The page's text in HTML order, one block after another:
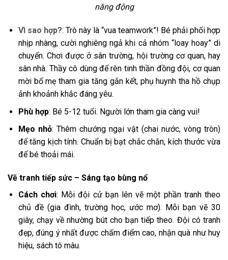
năng động
Vì sao hợp?: Trò này là “vua teamwork”! Bé phải phối hợp
nhịp nhàng, cười nghiêng ngả khi cả nhóm “loay hoay” di
chuyển. Chơi được ở sân trường, hội trường cơ quan, hay
sân nhà. Thầy cô dùng để rèn tinh thần đồng đội, cơ quan
mời bố mẹ tham gia tăng gắn kết, phụ huynh tha hồ chụp
ảnh khoảnh khắc đáng yêu.
Phù hợp: Bé 5-12 tuổi. Người lớn tham gia càng vui!
Mẹo nhỏ: Thêm chướng ngại vật (chai nước, vòng tròn)
để tăng kịch tính. Chuẩn bị bạt chắc chắn, kích thước vừa
để bé thoải mái.
Vẽ tranh tiếp sức – Sáng tạo bùng nổ
Cách chơi: Mỗi đội cử bạn lên vẽ một phần tranh theo
chủ đề (gia đình, trường học, ước mơ). Mỗi bạn vẽ 30
giây, chạy về nhường bút cho bạn tiếp theo. Đội có tranh
đẹp, đúng ý nhất được chấm điểm cao, nhận quà như huy
hiệu, sách tô màu.